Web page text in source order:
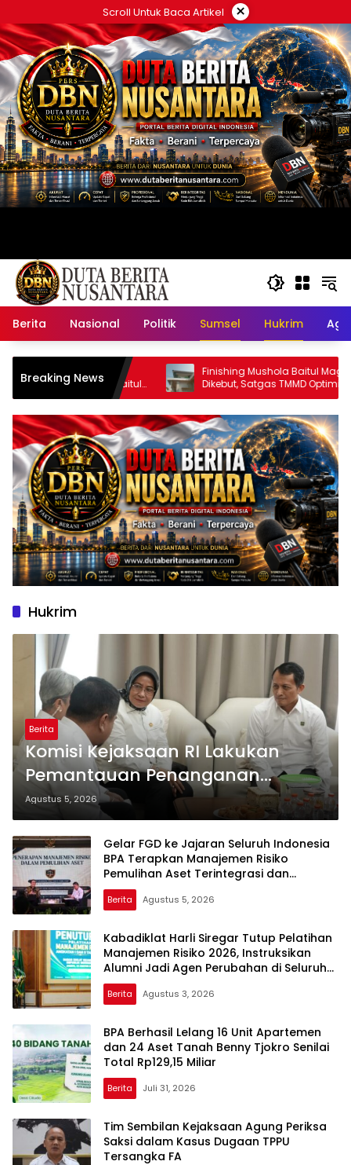
ke
konten
Scroll Untuk Baca Artikel ×
Berita Nasional Politik Sumsel Hukrim
Breaking News
dan
Mushola Baitul
Finishing Mushola Baitul Magfurin
Dikebut, Satgas TMMD Optimistis
Rampung Tepat Waktu
Hukrim
Berita
Komisi Kejaksaan RI Lakukan
Pemantauan Penanganan
Perkara Dugaan Korupsi dan
TPPU yang Melibatkan Mantan
Jampidsus, FA di Kejaksaan
Agung
Agustus 5, 2026
Gelar FGD ke Jajaran Seluruh Indonesia
BPA Terapkan Manajemen Risiko
Pemulihan Aset Terintegrasi dan
Pemanfaatan AI
Berita Agustus 5, 2026
Kabadiklat Harli Siregar Tutup Pelatihan
Manajemen Risiko 2026, Instruksikan
Alumni Jadi Agen Perubahan di Seluruh
Satker Kejaksaan
Berita Agustus 3, 2026
BPA Berhasil Lelang 16 Unit Apartemen
dan 24 Aset Tanah Benny Tjokro Senilai
Total Rp129,15 Miliar
Berita Juli 31, 2026
Tim Sembilan Kejaksaan Agung Periksa
Saksi dalam Kasus Dugaan TPPU
Tersangka FA